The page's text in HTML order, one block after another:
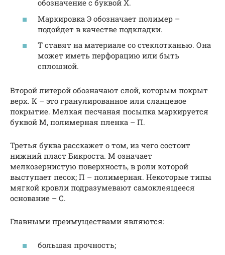
обозначение с буквой Х.
Маркировка Э обозначает полимер –
подойдет в качестве подкладки.
Т ставят на материале со стеклотканью. Она
может иметь перфорацию или быть
сплошной.
Второй литерой обозначают слой, которым покрыт
верх. К – это гранулированное или сланцевое
покрытие. Мелкая песчаная посыпка маркируется
буквой М, полимерная пленка – П.
Третья буква расскажет о том, из чего состоит
нижний пласт Бикроста. М означает
мелкозернистую поверхность, в роли которой
выступает песок; П – полимерная. Некоторые типы
мягкой кровли подразумевают самоклеящееся
основание – С.
Главными преимуществами являются:
большая прочность;